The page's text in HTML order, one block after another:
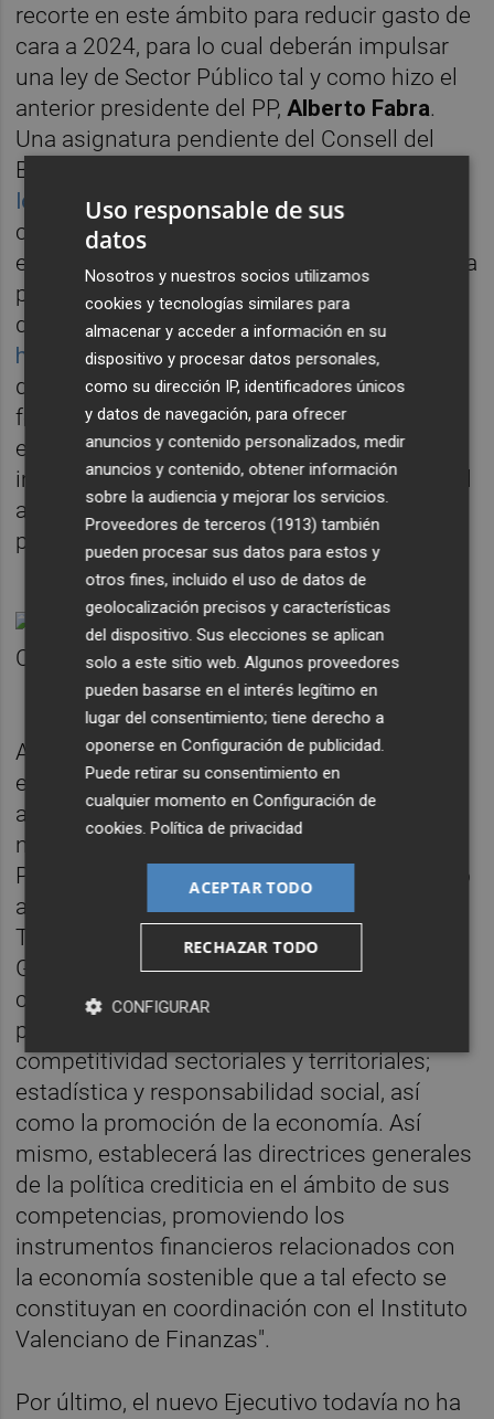
recorte en este ámbito para reducir gasto de
cara a 2024, para lo cual deberán impulsar
una ley de Sector Público tal y como hizo el
anterior presidente del PP,Alberto Fabra.
Una asignatura pendiente del Consell del
Botànic, que
los ocho años de gobierno. Entre otras
cuestiones, tal y como se ha ido informando
estas semanas, el nuevo ejecutivo se plantea
por ejemplo eliminar la Escuela Valenciana
de Administración Pública (EVAP),algo que
ha generado malestar en sindicatos, desde
donde además recuerdan que la entidad no
forma parte del sector público. Más allá de
esta cuestión, resulta indudable la
importancia de que el PP acierte con el perfil
adecuado para pilotar la reestructuración
prometida en este ámbito.
Ahora bien, no es el único hueco pendiente
en esta cartera. La única secretaría
autonómica pendiente de designar por el
nuevo Consell es la de Administración
Pública, también sensible en todo lo referido
al personal dependiente de la Generalitat.
También se encuentra vacante la Dirección
General de Economía, con competencias
como: "la planificación y seguimiento de las
políticas económicas generales y de
competitividad sectoriales y territoriales;
estadística y responsabilidad social, así
como la promoción de la economía. Así
mismo, establecerá las directrices generales
de la política crediticia en el ámbito de sus
competencias, promoviendo los
instrumentos financieros relacionados con
la economía sostenible que a tal efecto se
constituyan en coordinación con el Instituto
Valenciano de Finanzas".
Por último, el nuevo Ejecutivo todavía no ha
Uso responsable de sus
datos
Nosotros y nuestros socios utilizamos
cookies y tecnologías similares para
almacenar y acceder a información en su
dispositivo y procesar datos personales,
como su dirección IP, identificadores únicos
y datos de navegación, para ofrecer
anuncios y contenido personalizados, medir
anuncios y contenido, obtener información
sobre la audiencia y mejorar los servicios.
Proveedores de terceros (1913) también
pueden procesar sus datos para estos y
otros fines, incluido el uso de datos de
geolocalización precisos y características
del dispositivo. Sus elecciones se aplican
solo a este sitio web. Algunos proveedores
pueden basarse en el interés legítimo en
lugar del consentimiento; tiene derecho a
oponerse enConfiguración de publicidad
Puede retirar su consentimiento en
cualquier momento enConfiguración de
cookies .Política de privacidad
ACEPTAR TODO
RECHAZAR TODO
CONFIGURAR